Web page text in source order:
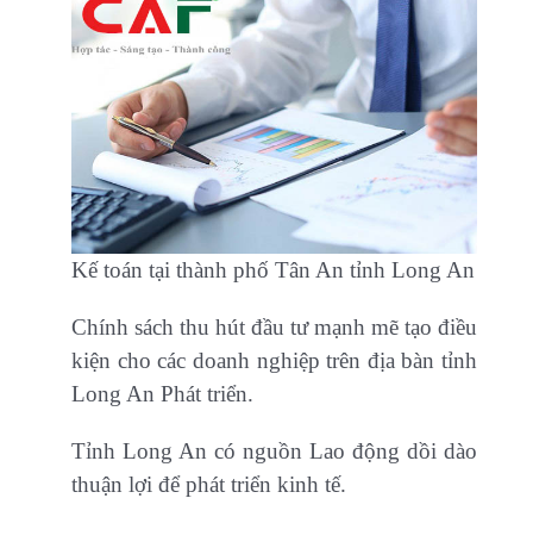
Kế toán tại thành phố Tân An tỉnh Long An
Chính sách thu hút đầu tư mạnh mẽ tạo điều
kiện cho các doanh nghiệp trên địa bàn tỉnh
Long An Phát triển.
Tỉnh Long An có nguồn Lao động dồi dào
thuận lợi để phát triển kinh tế.